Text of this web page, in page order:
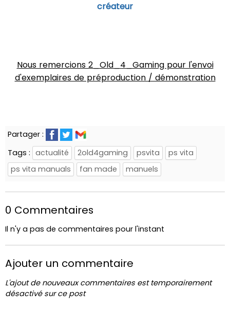
créateur
Nous remercions 2_Old_4_Gaming pour l'envoi
d'exemplaires de préproduction / démonstration
Partager :
Tags : actualité 2old4gaming psvita
ps vita
ps vita manuals
fan made manuels
0 Commentaires
Il n'y a pas de commentaires pour l'instant
Ajouter un commentaire
L'ajout de nouveaux commentaires est temporairement
désactivé sur ce post